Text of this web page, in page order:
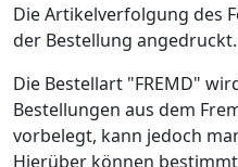
Die Artikelverfolgung des
der Bestellung angedruckt.
Die Bestellart "FREMD"
Bestellungen aus dem
vorbelegt, kann jedoch
Hierüber können